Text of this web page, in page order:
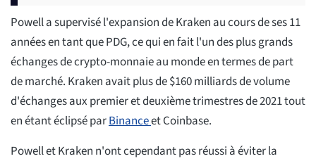
Powell a supervisé l'expansion de Kraken au cours de ses 11
années en tant que PDG, ce qui en fait l'un des plus grands
échanges de crypto-monnaie au monde en termes de part
de marché. Kraken avait plus de $160 milliards de volume
d'échanges aux premier et deuxième trimestres de 2021 tout
en étant éclipsé parBinanceet Coinbase.
Powell et Kraken n'ont cependant pas réussi à éviter la